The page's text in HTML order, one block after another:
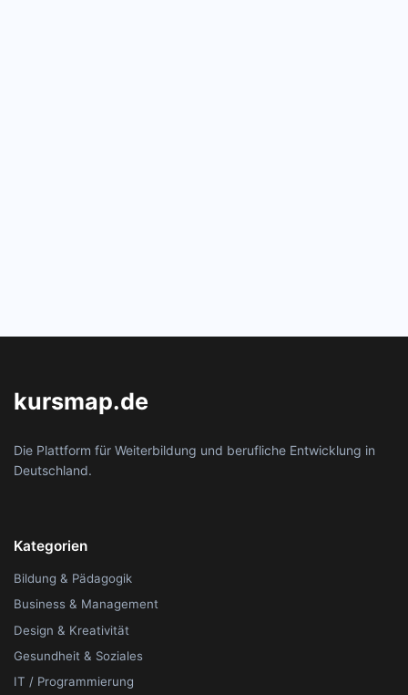
kursmap.de
Die Plattform für Weiterbildung und berufliche Entwicklung in
Deutschland.
Kategorien
Bildung & Pädagogik
Business & Management
Design & Kreativität
Gesundheit & Soziales
IT / Programmierung